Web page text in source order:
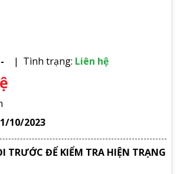
Tình trạng: Liên hệ
10/2023
TRƯỚC ĐỂ KIỂM TRA HIỆN TRẠNG